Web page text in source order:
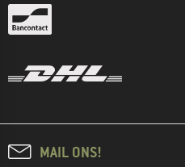
MAIL ONS!